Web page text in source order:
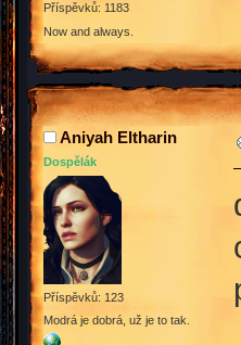
Příspěvků: 1183
Now and always.
Aniyah Eltharin
Dospělák
Příspěvků: 123
Modrá je dobrá, už je to tak.